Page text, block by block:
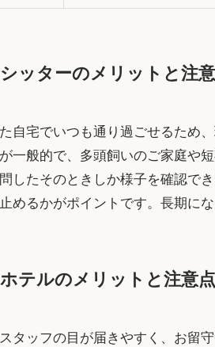
ッターのメリットと注
自宅でいつも通り過ごせるため
一般的で、多頭飼いのご家庭や
したそのときしか様子を確認で
めるかがポイントです。長期に
テルのメリットと注意点
タッフの目が届きやすく、お留